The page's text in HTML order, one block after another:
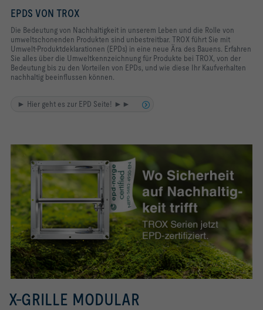
EPDS VON TROX
Die Bedeutung von Nachhaltigkeit in unserem Leben und die Rolle von
umweltschonenden Produkten sind unbestreitbar. TROX führt Sie mit
Umwelt-Produktdeklarationen (EPDs) in eine neue Ära des Bauens. Erfahren
Sie alles über die Umweltkennzeichnung für Produkte bei TROX, von der
Bedeutung bis zu den Vorteilen von EPDs, und wie diese Ihr Kaufverhalten
nachhaltig beeinflussen können.
► Hier geht es zur EPD Seite! ►►
X-GRILLE MODULAR